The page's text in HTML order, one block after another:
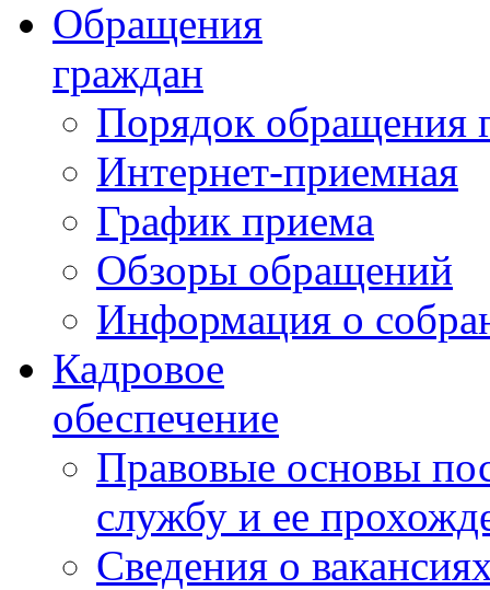
Обращения
граждан
Порядок обращения
Интернет-приемная
График приема
Обзоры обращений
Информация о
Кадровое
обеспечение
Правовые основы
службу и ее
Сведения о